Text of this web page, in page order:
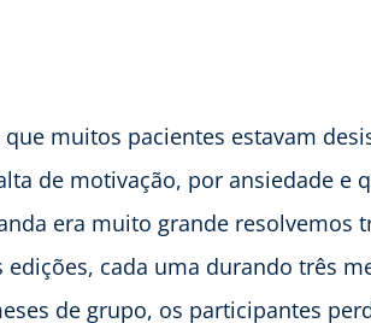
que muitos pacientes estavam
de motivação, por ansiedade e
era muito grande resolvemos
edições, cada uma durando três
de grupo, os participantes